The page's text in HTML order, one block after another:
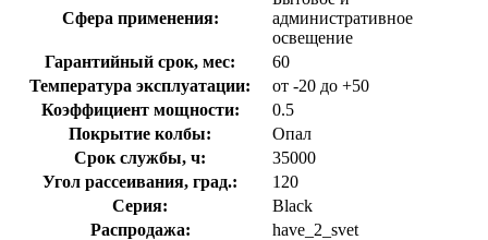
Сфера применения:
административное
освещение
Гарантийный срок, мес:
60
Температура эксплуатации:
от -20 до +50
Коэффициент мощности:
0.5
Покрытие колбы:
Опал
Срок службы, ч:
35000
Угол рассеивания, град.:
120
Серия:
Black
Распродажа:
have_2_svet